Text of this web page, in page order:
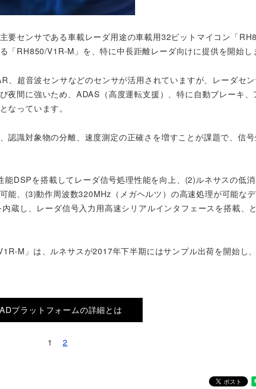
要センサである車載レーダ用途の車載用32ビットマイコン「
「RH850/V1R-M」を、特に中長距離レーダ向けに提供を開始し
、超音波センサなどのセンサが活用されていますが、レーダセ
夜間に強いため、ADAS（高度運転支援）、特に自動ブレーキ、
なっています。
認識対象物の分離、速度測定の正確さを増すことが課題で、信
DSPを搭載してレーダ信号処理性能を向上、(2)ルネサスの低
能、(3)動作周波数320MHz（メガヘルツ）の高速処理が可能な
蔵し、レーダ信号入力用高速シリアルインタフェースを搭載、
M」は、ルネサスが2017年下半期にはサンプル出荷を開始し
プラットフォームの詳細とは
1 2